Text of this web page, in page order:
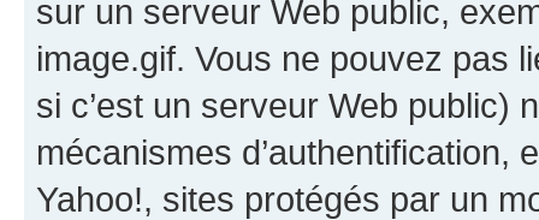
sur un serveur Web public,
image.gif. Vous ne pouvez pas
si c’est un serveur Web public)
mécanismes d’authentification,
Yahoo!, sites protégés par un